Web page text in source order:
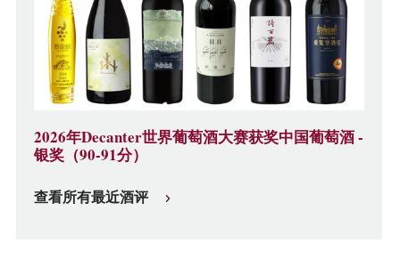
2026年Decanter世界葡萄酒大赛获奖中国葡萄酒 -
银奖（90-91分）
查看所有最近酒评